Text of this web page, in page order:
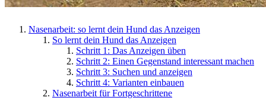
Nasenarbeit: so lernt dein Hund das Anzeigen
So lernt dein Hund das Anzeigen
Schritt 1: Das Anzeigen üben
Schritt 2: Einen Gegenstand interessant machen
Schritt 3: Suchen und anzeigen
Schritt 4: Varianten einbauen
Nasenarbeit für Fortgeschrittene